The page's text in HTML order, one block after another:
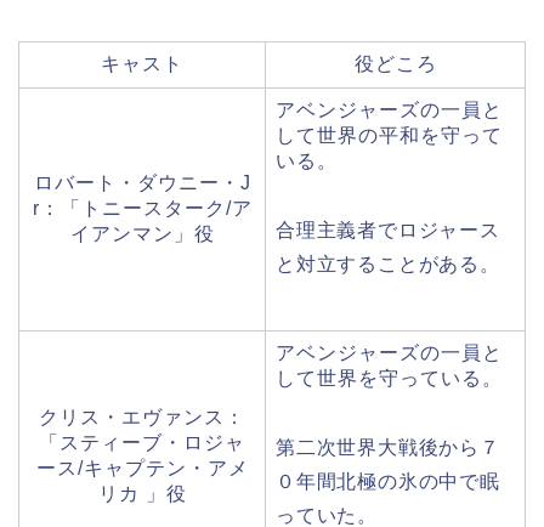
キャスト 役どころ
ロバート・ダウニー・J
r：「トニースターク/ア
イアンマン」役
アベンジャーズの一員と
して世界の平和を守って
いる。
合理主義者でロジャース
と対立することがある。
クリス・エヴァンス：
「スティーブ・ロジャ
ース/キャプテン・アメ
リカ 」役
アベンジャーズの一員と
して世界を守っている。
第二次世界大戦後から７
０年間北極の氷の中で眠
っていた。